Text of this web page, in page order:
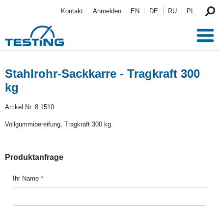
Kontakt Anmelden EN DE RU PL
Stahlrohr-Sackkarre - Tragkraft 300
kg
Artikel Nr. 8.1510
Vollgummibereifung, Tragkraft 300 kg.
Produktanfrage
Ihr Name